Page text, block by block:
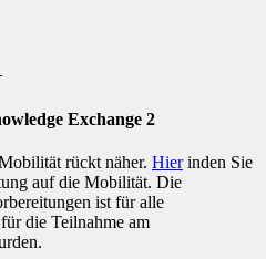
Exchange 2
rückt näher. Hierinden Sie
auf die Mobilität. Die
ist für alle
die Teilnahme am